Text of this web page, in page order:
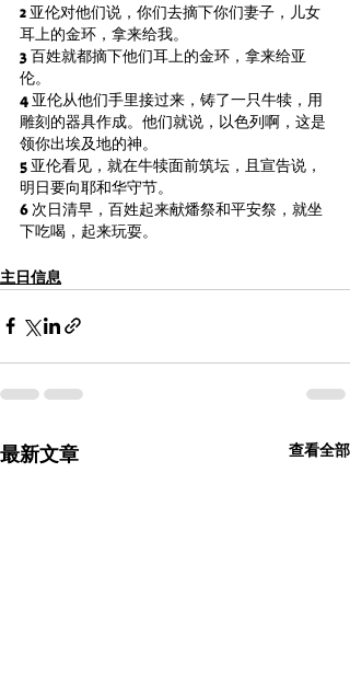
2 亚伦对他们说，你们去摘下你们妻子，儿女
耳上的金环，拿来给我。
3 百姓就都摘下他们耳上的金环，拿来给亚
伦。
4 亚伦从他们手里接过来，铸了一只牛犊，用
雕刻的器具作成。他们就说，以色列啊，这是
领你出埃及地的神。
5 亚伦看见，就在牛犊面前筑坛，且宣告说，
明日要向耶和华守节。
6 次日清早，百姓起来献燔祭和平安祭，就坐
下吃喝，起来玩耍。
主日信息
最新文章 查看全部